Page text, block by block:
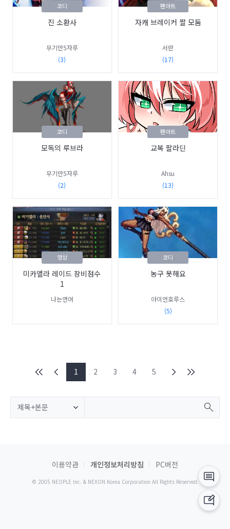
진 소환사
무기만5자루
(3)
코디
자캐 브레이커 짤 모둠
서란
(17)
팬아트
모독의 루브라
무기만5자루
(2)
코디
교복 팔라딘
Ahsu
(13)
팬아트
미카엘라 레이드 장비점수
1
나는연어
영상
농구 못해요
아이언호루스
(5)
코디
1 2 3 4 5
제목+본문
이용약관 개인정보처리방침 PC버전
© 2005 NEOPLE Inc. & NEXON Korea Corporation All Rights Reserved.